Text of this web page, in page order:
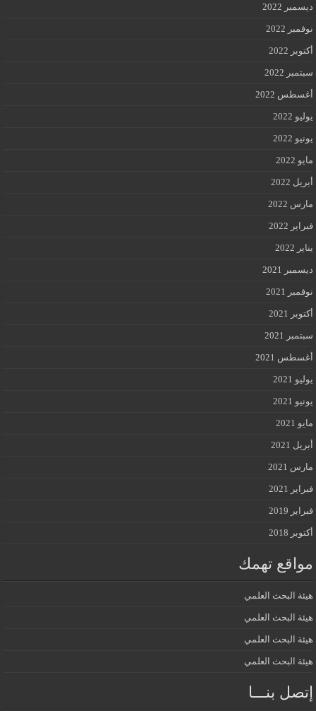
ديسمبر 2022
نوفمبر 2022
أكتوبر 2022
سبتمبر 2022
أغسطس 2022
يوليو 2022
يونيو 2022
مايو 2022
أبريل 2022
مارس 2022
فبراير 2022
يناير 2022
ديسمبر 2021
نوفمبر 2021
أكتوبر 2021
سبتمبر 2021
أغسطس 2021
يوليو 2021
يونيو 2021
مايو 2021
أبريل 2021
مارس 2021
فبراير 2021
فبراير 2019
أكتوبر 2018
مواقع تهمك
هيئة البحث العلمي
هيئة البحث العلمي
هيئة البحث العلمي
هيئة البحث العلمي
إتصل بنـــا